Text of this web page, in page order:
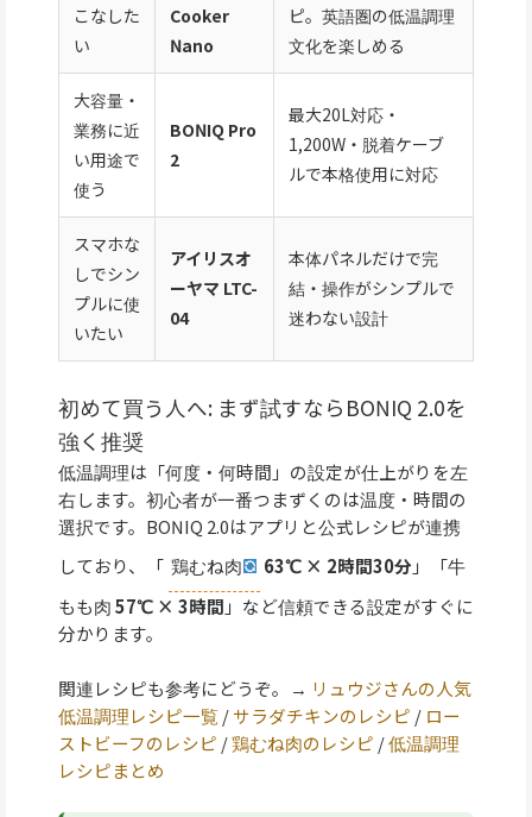
こなした
い
Cooker
Nano
ピ。英語圏の低温調理
文化を楽しめる
大容量・
業務に近
い用途で
使う
BONIQ Pro
2
最大20L対応・
1,200W・脱着ケーブ
ルで本格使用に対応
スマホな
しでシン
プルに使
いたい
アイリスオ
ーヤマ LTC-
04
本体パネルだけで完
結・操作がシンプルで
迷わない設計
初めて買う人へ: まず試すならBONIQ 2.0を
強く推奨
低温調理は「何度・何時間」の設定が仕上がりを左
右します。初心者が一番つまずくのは温度・時間の
選択です。BONIQ 2.0はアプリと公式レシピが連携
しており、「 鶏むね肉 63℃ × 2時間30分」「牛
もも肉57℃ × 3時間 」など信頼できる設定がすぐに
分かります。
関連レシピも参考にどうぞ。→ リュウジさんの人気
低温調理レシピ一覧/サラダチキンのレシピ / ロー
ストビーフのレシピ /鶏むね肉のレシピ /低温調理
レシピまとめ